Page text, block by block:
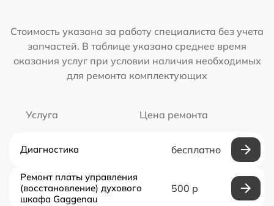
Стоимость указана за работу специалиста без учета
запчастей. В таблице указано среднее время
оказания услуг при условии наличия необходимых
для ремонта комплектующих
Услуга Цена ремонта
Диагностика бесплатно
Ремонт платы управления
(восстановление) духового
шкафа Gaggenau
500 р